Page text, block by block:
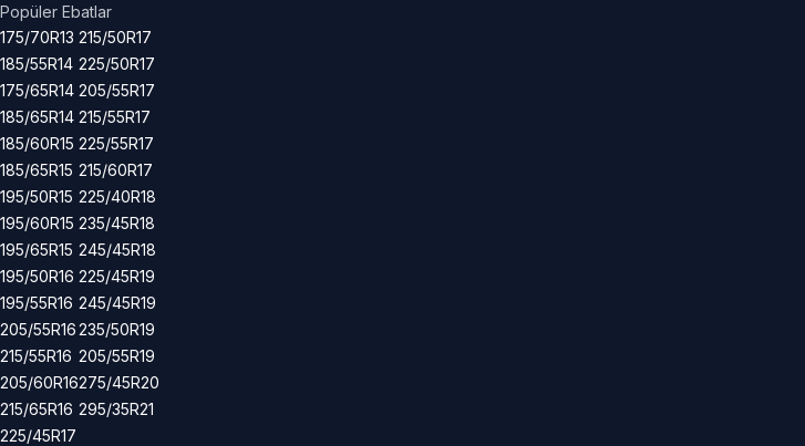
Popüler Ebatlar
175/70R13
185/55R14
175/65R14
185/65R14
185/60R15
185/65R15
195/50R15
195/60R15
195/65R15
195/50R16
195/55R16
205/55R16
215/55R16
205/60R16
215/65R16
225/45R17
215/50R17
225/50R17
205/55R17
215/55R17
225/55R17
215/60R17
225/40R18
235/45R18
245/45R18
225/45R19
245/45R19
235/50R19
205/55R19
275/45R20
295/35R21